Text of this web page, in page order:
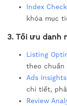
Index
khóa mục
3. Tối ưu danh
Listing
theo chuẩn
Ads
chi tiết,
Review